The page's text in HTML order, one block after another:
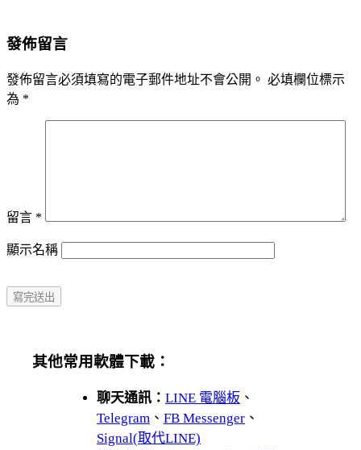
發佈留言
發佈留言必須填寫的電子郵件地址不會公開。 必填欄位標示
為 *
留言 *
顯示名稱
其他常用軟體下載：
聊天通訊： LINE 電腦板 、
Telegram 、 FB Messenger 、
Signal(取代LINE)